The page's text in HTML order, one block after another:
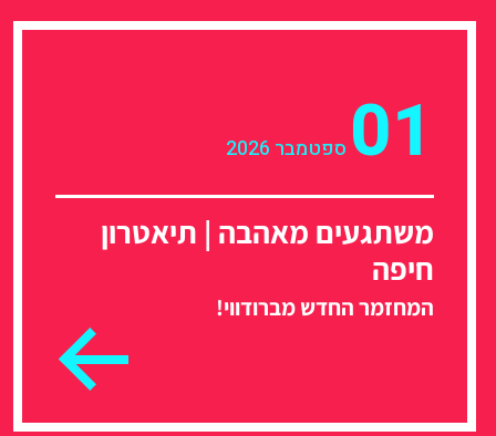
01 ספטמבר 2026
משתגעים מאהבה | תיאטרון
חיפה
המחזמר החדש מברודווי!